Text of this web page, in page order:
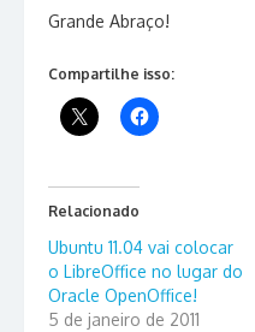
Grande Abraço!
Compartilhe isso:
Relacionado
Ubuntu 11.04 vai colocar
o LibreOffice no lugar do
Oracle OpenOffice!
5 de janeiro de 2011